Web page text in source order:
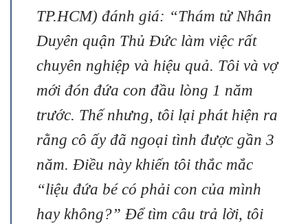
TP.HCM) đánh giá: “Thám tử Nhân
Duyên quận Thủ Đức làm việc rất
chuyên nghiệp và hiệu quả. Tôi và vợ
mới đón đứa con đầu lòng 1 năm
trước. Thế nhưng, tôi lại phát hiện ra
rằng cô ấy đã ngoại tình được gần 3
năm. Điều này khiến tôi thắc mắc
“liệu đứa bé có phải con của mình
hay không?” Để tìm câu trả lời, tôi